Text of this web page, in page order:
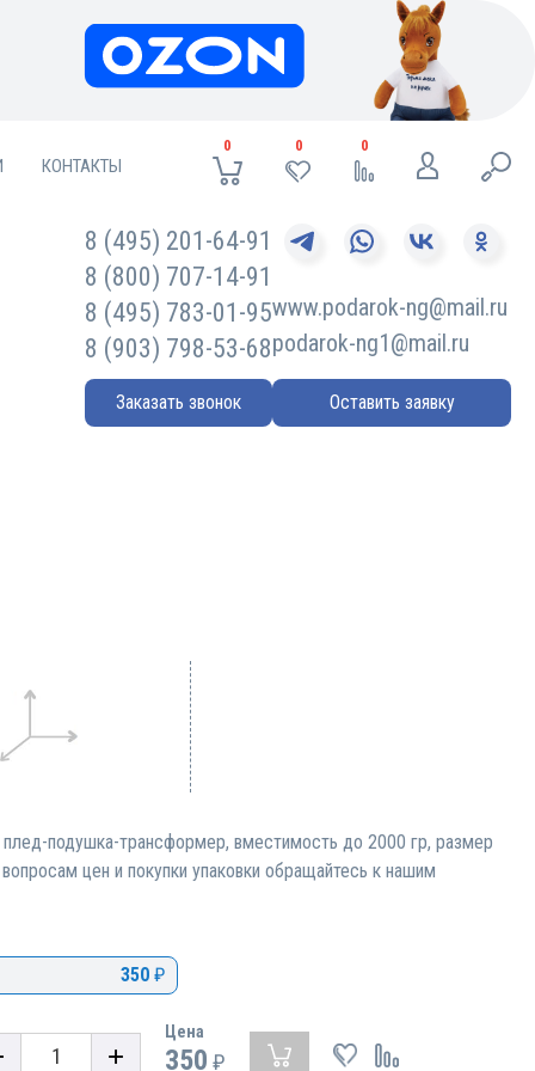
КОНТАКТЫ
0 0 0
8 (495) 201-64-91
8 (800) 707-14-91
8 (495) 783-01-95
8 (903) 798-53-68
Заказать звонок
www.podarok-ng@mail.ru
podarok-ng1@mail.ru
Оставить заявку
плед-подушка-трансформер, вместимость до 2000 гр, размер
цен и покупки упаковки обращайтесь к нашим
350₽
Цена
350 ₽